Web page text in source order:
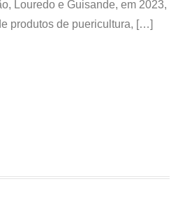
Louredo e Guisande, em 2023,
produtos de puericultura, […]